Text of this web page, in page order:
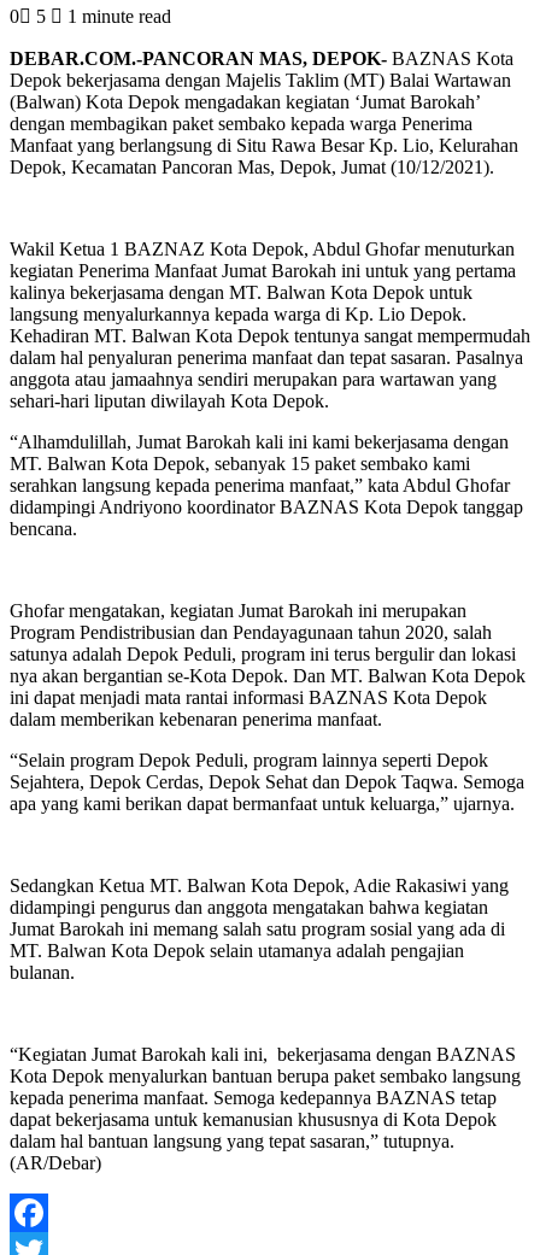
0
5 1 minute read
DEBAR.COM.-PANCORAN MAS, DEPOK- BAZNAS Kota
Depok bekerjasama dengan Majelis Taklim (MT) Balai Wartawan
(Balwan) Kota Depok mengadakan kegiatan ‘Jumat Barokah’
dengan membagikan paket sembako kepada warga Penerima
Manfaat yang berlangsung di Situ Rawa Besar Kp. Lio, Kelurahan
Depok, Kecamatan Pancoran Mas, Depok, Jumat (10/12/2021).
Wakil Ketua 1 BAZNAZ Kota Depok, Abdul Ghofar menuturkan
kegiatan Penerima Manfaat Jumat Barokah ini untuk yang pertama
kalinya bekerjasama dengan MT. Balwan Kota Depok untuk
langsung menyalurkannya kepada warga di Kp. Lio Depok.
Kehadiran MT. Balwan Kota Depok tentunya sangat mempermudah
dalam hal penyaluran penerima manfaat dan tepat sasaran. Pasalnya
anggota atau jamaahnya sendiri merupakan para wartawan yang
sehari-hari liputan diwilayah Kota Depok.
“Alhamdulillah, Jumat Barokah kali ini kami bekerjasama dengan
MT. Balwan Kota Depok, sebanyak 15 paket sembako kami
serahkan langsung kepada penerima manfaat,” kata Abdul Ghofar
didampingi Andriyono koordinator BAZNAS Kota Depok tanggap
bencana.
Ghofar mengatakan, kegiatan Jumat Barokah ini merupakan
Program Pendistribusian dan Pendayagunaan tahun 2020, salah
satunya adalah Depok Peduli, program ini terus bergulir dan lokasi
nya akan bergantian se-Kota Depok. Dan MT. Balwan Kota Depok
ini dapat menjadi mata rantai informasi BAZNAS Kota Depok
dalam memberikan kebenaran penerima manfaat.
“Selain program Depok Peduli, program lainnya seperti Depok
Sejahtera, Depok Cerdas, Depok Sehat dan Depok Taqwa. Semoga
apa yang kami berikan dapat bermanfaat untuk keluarga,” ujarnya.
Sedangkan Ketua MT. Balwan Kota Depok, Adie Rakasiwi yang
didampingi pengurus dan anggota mengatakan bahwa kegiatan
Jumat Barokah ini memang salah satu program sosial yang ada di
MT. Balwan Kota Depok selain utamanya adalah pengajian
bulanan.
“Kegiatan Jumat Barokah kali ini, bekerjasama dengan BAZNAS
Kota Depok menyalurkan bantuan berupa paket sembako langsung
kepada penerima manfaat. Semoga kedepannya BAZNAS tetap
dapat bekerjasama untuk kemanusian khususnya di Kota Depok
dalam hal bantuan langsung yang tepat sasaran,” tutupnya.
(AR/Debar)